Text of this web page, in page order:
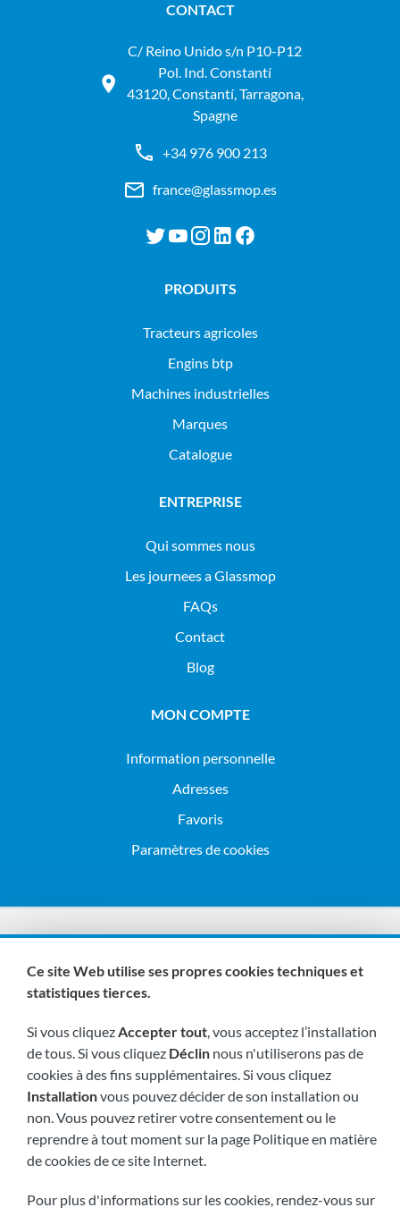
CONTACT
C/ Reino Unido s/n P10-P12
Pol. Ind. Constantí
43120, Constantí, Tarragona,
Spagne
+34 976 900 213
france@glassmop.es
PRODUITS
tracteurs agricoles
engins btp
machines industrielles
Marques
Catalogue
ENTREPRISE
Qui sommes nous
Les journees a Glassmop
FAQs
Contact
Blog
MON COMPTE
Information personnelle
Adresses
Favoris
Paramètres de cookies
Nous sommes membres de :
Visitez-nous bientôt à:
Ce site Web utilise ses propres cookies techniques et
statistiques tierces.
Si vous cliquezAccepter tout, vous acceptez l’installation
de tous. Si vous cliquez Déclin nous n'utiliserons pas de
cookies à des fins supplémentaires. Si vous cliquez
Installationvous pouvez décider de son installation ou
non. Vous pouvez retirer votre consentement ou le
reprendre à tout moment sur la page Politique en matière
de cookies de ce site Internet.
Pour plus d'informations sur les cookies, rendez-vous sur